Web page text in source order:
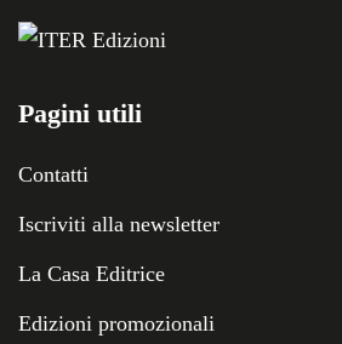
Pagini utili
Contatti
Iscriviti alla newsletter
La Casa Editrice
Edizioni promozionali